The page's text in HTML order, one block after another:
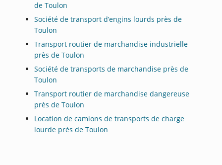
de Toulon
Société de transport d’engins lourds près de
Toulon
Transport routier de marchandise industrielle
près de Toulon
Société de transports de marchandise près de
Toulon
Transport routier de marchandise dangereuse
près de Toulon
Location de camions de transports de charge
lourde près de Toulon